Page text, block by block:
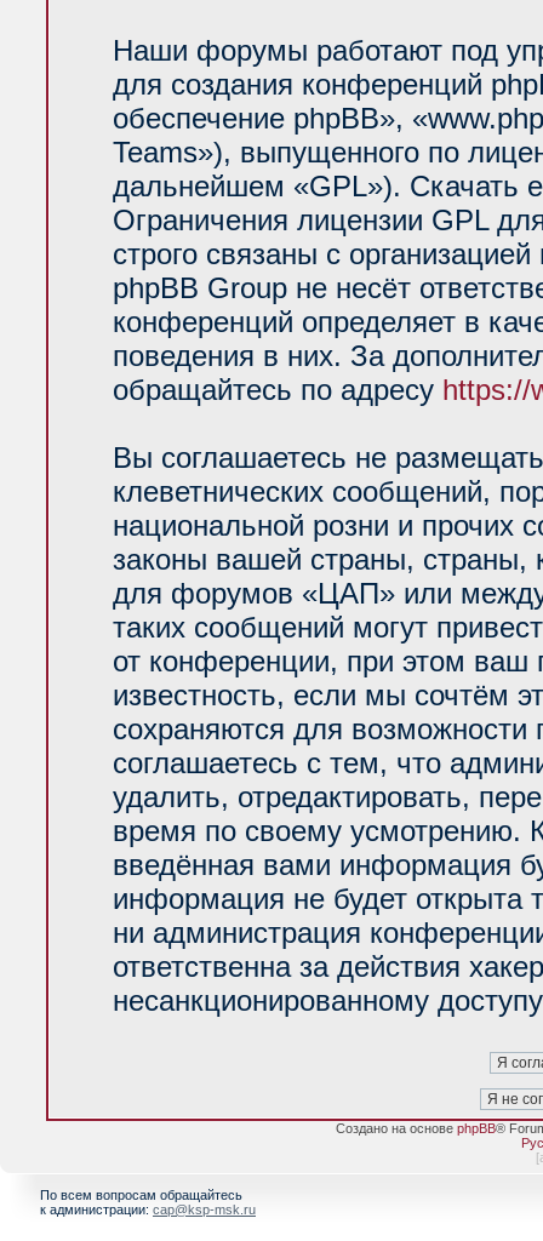
Наши форумы работают под
для создания конференций
обеспечение phpBB»,
Teams»), выпущенного по
дальнейшем «GPL»). Скачать
Ограничения лицензии GPL
строго связаны с
phpBB Group не несёт
конференций определяет в
поведения в них. За
обращайтесь по адресу https://
Вы соглашаетесь не
клеветнических сообщений,
национальной розни и прочих
законы вашей страны, страны,
для форумов «ЦАП» или
таких сообщений могут
от конференции, при этом ваш
известность, если мы сочтём
сохраняются для возможности
соглашаетесь с тем, что
удалить, отредактировать,
время по своему усмотрению.
введённая вами информация
информация не будет открыта
ни администрация
ответственна за действия
несанкционированному
Создано на основе phpBB®
[
По всем вопросам обращайтесь
к администрации: cap@ksp-msk.ru